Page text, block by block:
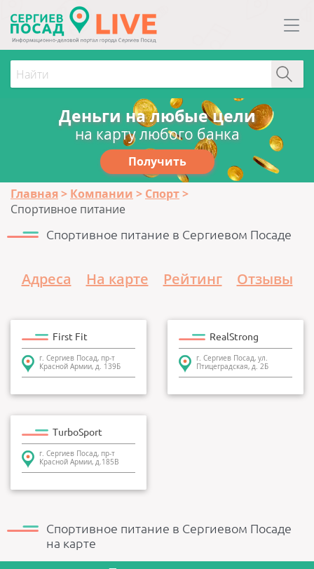
Деньги на любые цели
на карту любого банка
Получить
Главная Компании
Спорт
Спортивное питание
Спортивное питание в Сергиевом Посаде
Адреса На карте Рейтинг Отзывы
First Fit
г. Сергиев Посад, пр-т
Красной Армии, д. 139Б
RealStrong
г. Сергиев Посад, ул.
Птицеградская, д. 2Б
TurboSport
г. Сергиев Посад, пр-т
Красной Армии, д.185В
Спортивное питание в Сергиевом Посаде
на карте